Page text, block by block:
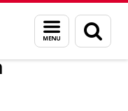
Menu
en
zoeken
Duurzaamheid